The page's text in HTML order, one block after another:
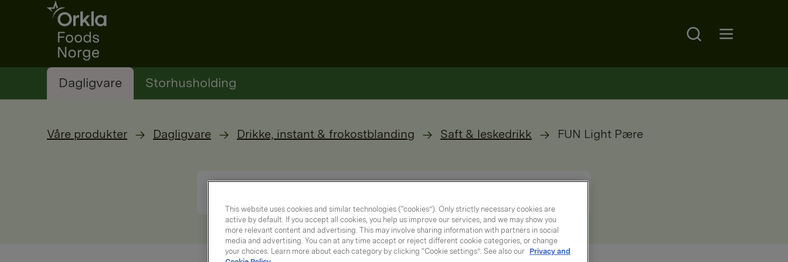
Go to frontpage
Search
Dagligvare Storhusholding
Våre produkter Dagligvare Drikke, instant & frokostblanding Saft & leskedrikk FUN Light Pære
This website uses cookies and similar technologies (“cookies”). Only strictly necessary cookies are
active by default. If you accept all cookies, you help us improve our services, and we may show you
more relevant content and advertising. This may involve sharing information with partners in social
media and advertising. You can at any time accept or reject different cookie categories, or change
your choices. Learn more about each category by clicking “Cookie settings”. See also our Privacy and